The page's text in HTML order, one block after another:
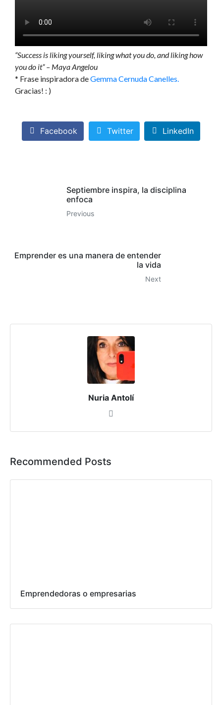
“Success is liking yourself, liking what you do, and liking how
you do it” – Maya Angelou
* Frase inspiradora deGemma Cernuda Canelles.
Gracias! : )
Facebook Twitter LinkedIn
Septiembre inspira, la disciplina
enfoca
Previous
Emprender es una manera de entender
la vida
Next
Nuria Antolí
Recommended Posts
Emprendedoras o empresarias